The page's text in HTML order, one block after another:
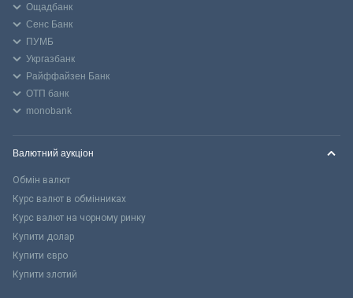
Ощадбанк
Сенс Банк
ПУМБ
Укргазбанк
Райффайзен Банк
ОТП банк
monobank
Валютний аукціон
Обмін валют
Курс валют в обмінниках
Курс валют на чорному ринку
Купити долар
Купити євро
Купити злотий